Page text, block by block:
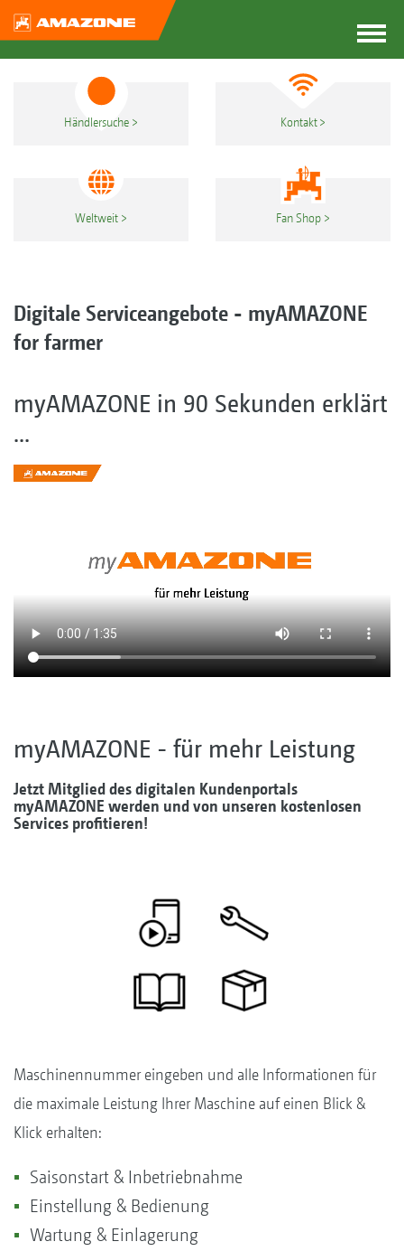
Händlersuche Kontakt
Weltweit Fan Shop
Digitale Serviceangebote - myAMAZONE
for farmer
myAMAZONE in 90 Sekunden erklärt
...
myAMAZONE - für mehr Leistung
Jetzt Mitglied des digitalen Kundenportals
myAMAZONE werden und von unseren kostenlosen
Services profitieren!
Maschinennummer eingeben und alle Informationen für
die maximale Leistung Ihrer Maschine auf einen Blick &
Klick erhalten:
Saisonstart & Inbetriebnahme
Einstellung & Bedienung
Wartung & Einlagerung